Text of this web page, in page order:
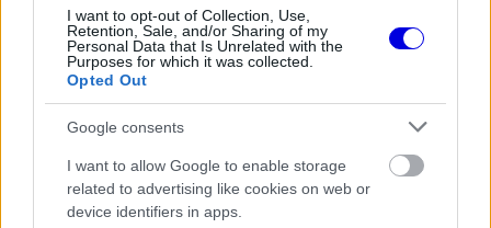
I want to opt-out of Collection, Use,
Retention, Sale, and/or Sharing of my
Personal Data that Is Unrelated with the
Purposes for which it was collected.
Opted Out
Google consents
I want to allow Google to enable storage
related to advertising like cookies on web or
device identifiers in apps.
rajtnak tekintették, hanem a hosszabb távú terv
részének.
A fejlesztési menetrend középpontjában az ADUO
célja az volt, hogy ne ismétlődhessen meg a
Mercedes 2014-es, egyoldalú motorfölénye,